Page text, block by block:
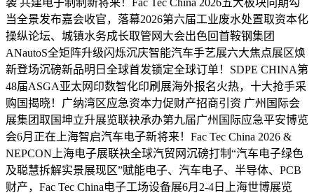
袭 共建电子制制新将来！Fac Tec China 2026五大板块同期勾
当全景发布嘉会收官，落幕2026第六届工业废水处置取资本化
操纵论坛、城镇水务成长取管网大会出色回首鞍钢集团
ANautoS全矩阵升级闪烁沉庆智能汽车手艺展六大焦点展区焕
新登场沉磅新品明日全球首发锁定全球订单！SDPE CHINA第
48届ASGA亚太网印数智化印刷展海外报名火热，十大抢手采
购国揭晓！广纳湾区应急资本力促财产招商引资 广州国际会
展集团取国坤立升展览联袂承办第九届广州国际应急平安博览
会6月正在上海智启汽车电子新将来！Fac Tec China 2026 &
NEPCON上海电子展联袂全球汽贸网沉磅打制“汽车电子绿色
及聪慧拆解实景展现区”赋能电子、汽车电子、半导体、PCB
财产，Fac Tec China电子工场设备展6月2-4日上海世博展览